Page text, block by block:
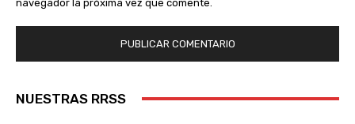
navegador la próxima vez que comente.
NUESTRAS RRSS